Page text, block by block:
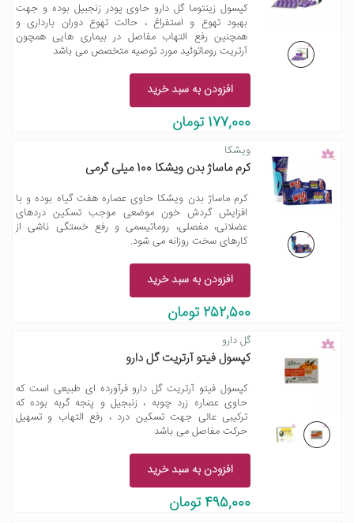
کپسول زینتوما گل دارو حاوی پودر زنجبیل بوده و جهت
بهبود تهوع و استفراغ ، حالت تهوع دوران بارداری و
همچنین رفع التهاب مفاصل در بیماری هایی همچون
آرتریت روماتوئید مورد توصیه متخصص می باشد
افزودن به سبد خرید
177,000 تومان
ویشکا
کرم ماساژ بدن ویشکا 100 میلی گرمی
کرم ماساژ بدن ویشکا حاوی عصاره هفت گیاه بوده و با
افزایش گردش خون موضعی موجب تسکین دردهای
عضلانی، مفصلی، روماتیسمی و رفع خستگی ناشی از
کارهای سخت روزانه می شود.
افزودن به سبد خرید
252,500 تومان
گل دارو
کپسول فیتو آرتریت گل دارو
کپسول فیتو آرتریت گل دارو فرآورده ای طبیعی است که
حاوی عصاره زرد چوبه ، زنبجیل و پنجه گربه بوده که
ترکیبی عالی جهت تسکین درد ، رفع التهاب و تسهیل
حرکت مفاصل می باشد
افزودن به سبد خرید
495,000 تومان